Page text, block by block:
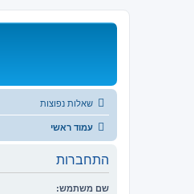
שאלות נפוצות
עמוד ראשי
התחברות
שם משתמש: